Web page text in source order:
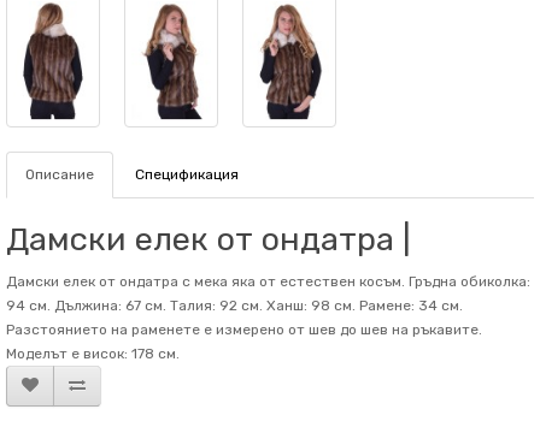
Описание Спецификация
Дамски елек от ондатра |
Дамски елек от ондатра с мека яка от естествен косъм. Гръдна обиколка:
94 см. Дължина: 67 см. Талия: 92 см. Ханш: 98 см. Рамене: 34 см.
Разстоянието на раменете е измерено от шев до шев на ръкавите.
Mоделът е висок: 178 см.